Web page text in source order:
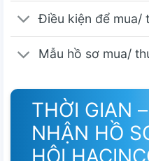
Điều kiện để mua/
Mẫu hồ sơ mua/
THỜI GIAN
NHẬN HỒ
HỘI